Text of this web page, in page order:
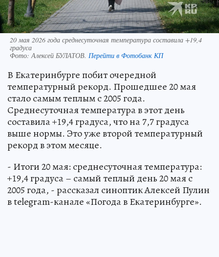
20 мая 2026 года среднесуточная температура составила +19,4
градуса
Фото: Алексей БУЛАТОВ. Перейти в Фотобанк КП
В Екатеринбурге побит очередной
температурный рекорд. Прошедшее 20 мая
стало самым теплым с 2005 года.
Среднесуточная температура в этот день
составила +19,4 градуса, что на 7,7 градуса
выше нормы. Это уже второй температурный
рекорд в этом месяце.
- Итоги 20 мая: среднесуточная температура:
+19,4 градуса – самый теплый день 20 мая с
2005 года, - рассказал синоптик Алексей Пулин
в telegram-канале «Погода в Екатеринбурге».